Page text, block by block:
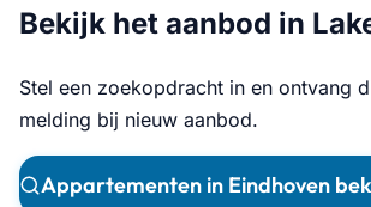
Bekijk het aanbod in
Stel een zoekopdracht in en ontvang
melding bij nieuw aanbod.
Appartementen in Eindhoven